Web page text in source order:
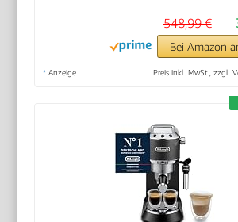
548,99 €
Bei Amazon
* Anzeige Preis inkl. MwSt., zzgl.